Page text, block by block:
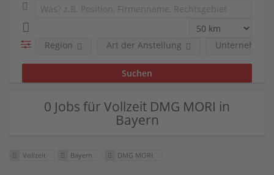
Region Art der Anstellung Unternehmen
0 Jobs für Vollzeit DMG MORI in
Bayern
Vollzeit Bayern DMG MORI